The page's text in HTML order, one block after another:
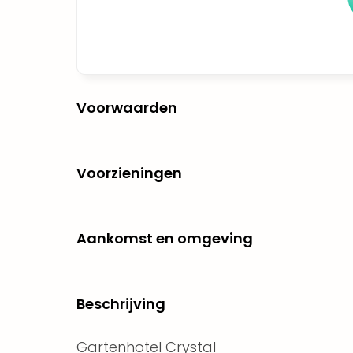
Voorwaarden
Voorzieningen
Aankomst en omgeving
Beschrijving
Gartenhotel Crystal